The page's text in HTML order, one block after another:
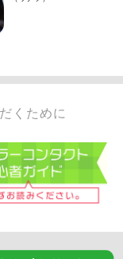
くために